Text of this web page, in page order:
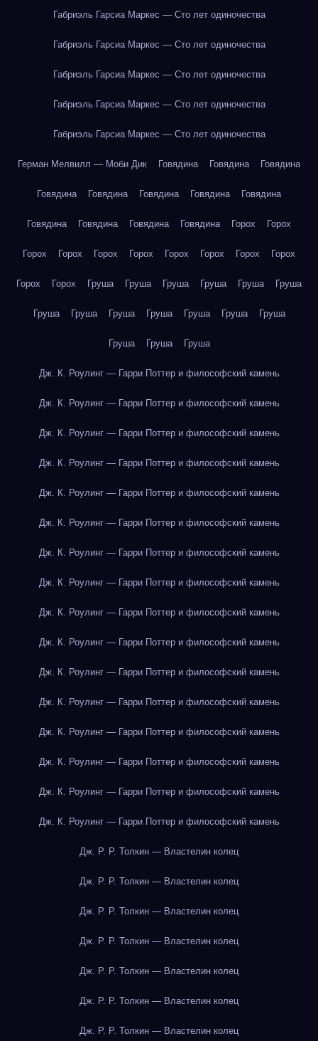
Габриэль Гарсиа Маркес — Сто лет одиночества
Габриэль Гарсиа Маркес — Сто лет одиночества
Габриэль Гарсиа Маркес — Сто лет одиночества
Габриэль Гарсиа Маркес — Сто лет одиночества
Габриэль Гарсиа Маркес — Сто лет одиночества
Герман Мелвилл — Моби Дик Говядина Говядина Говядина
Говядина Говядина Говядина Говядина Говядина
Говядина Говядина Говядина Говядина Горох Горох
Горох Горох Горох Горох Горох Горох Горох Горох
Горох Горох Груша Груша Груша Груша Груша Груша
Груша Груша Груша Груша Груша Груша Груша
Груша Груша Груша
Дж. К. Роулинг — Гарри Поттер и философский камень
Дж. К. Роулинг — Гарри Поттер и философский камень
Дж. К. Роулинг — Гарри Поттер и философский камень
Дж. К. Роулинг — Гарри Поттер и философский камень
Дж. К. Роулинг — Гарри Поттер и философский камень
Дж. К. Роулинг — Гарри Поттер и философский камень
Дж. К. Роулинг — Гарри Поттер и философский камень
Дж. К. Роулинг — Гарри Поттер и философский камень
Дж. К. Роулинг — Гарри Поттер и философский камень
Дж. К. Роулинг — Гарри Поттер и философский камень
Дж. К. Роулинг — Гарри Поттер и философский камень
Дж. К. Роулинг — Гарри Поттер и философский камень
Дж. К. Роулинг — Гарри Поттер и философский камень
Дж. К. Роулинг — Гарри Поттер и философский камень
Дж. К. Роулинг — Гарри Поттер и философский камень
Дж. К. Роулинг — Гарри Поттер и философский камень
Дж. Р. Р. Толкин — Властелин колец
Дж. Р. Р. Толкин — Властелин колец
Дж. Р. Р. Толкин — Властелин колец
Дж. Р. Р. Толкин — Властелин колец
Дж. Р. Р. Толкин — Властелин колец
Дж. Р. Р. Толкин — Властелин колец
Дж. Р. Р. Толкин — Властелин колец